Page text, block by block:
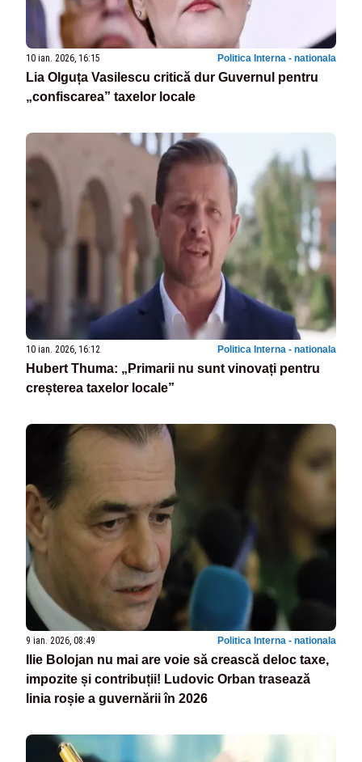
10 ian. 2026, 16:15 Politica Interna - nationala
Lia Olguța Vasilescu critică dur Guvernul pentru
„confiscarea” taxelor locale
10 ian. 2026, 16:12 Politica Interna - nationala
Hubert Thuma: „Primarii nu sunt vinovați pentru
creșterea taxelor locale”
9 ian. 2026, 08:49 Politica Interna - nationala
Ilie Bolojan nu mai are voie să crească deloc taxe,
impozite și contribuții! Ludovic Orban trasează
linia roșie a guvernării în 2026